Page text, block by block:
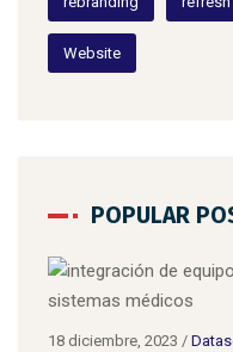
Website
POPULAR
18 diciembre, 2023 /